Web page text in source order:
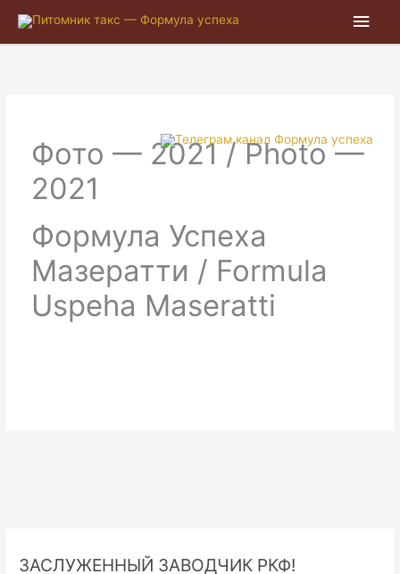
Фото — 2021 / Photo —
2021
Формула Успеха
Мазератти / Formula
Uspeha Maseratti
ЗАСЛУЖЕННЫЙ ЗАВОДЧИК РКФ!